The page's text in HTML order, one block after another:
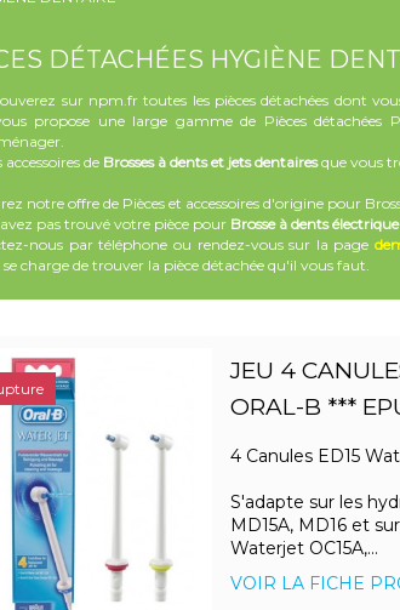
DÉTACHÉES HYGIÈNE
sur npm.fr toutes les pièces détachées dont
propose une large gamme de Pièces détachées
accessoires de Brosses à dents et jets dentairesque vous
notre offre de Pièces et accessoires d'origine pour
pas trouvé votre pièce pour Brosse à dents électrique
nous par téléphone ou rendez-vous sur la page
se charge de trouver la pièce détachée qu'il vous faut.
JEU 4
ORAL-B ***
4 Canules ED15
S'adapte sur les
MD15A, MD16 et
Waterjet OC15A,...
VOIR LA FICHE